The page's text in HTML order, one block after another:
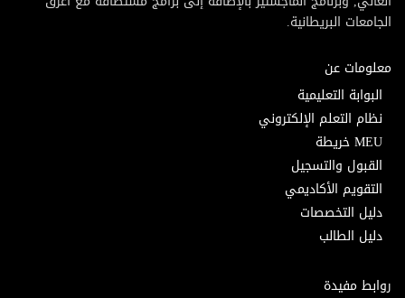
الجامعات البريطانية.
معلومات عن
البوابة التعليمية
نظام التعلم الإلكتروني
MEU خريطة
القبول والتسجيل
التقويم الأكاديمي
دليل التخصصات
دليل الطالب
روابط مفيدة